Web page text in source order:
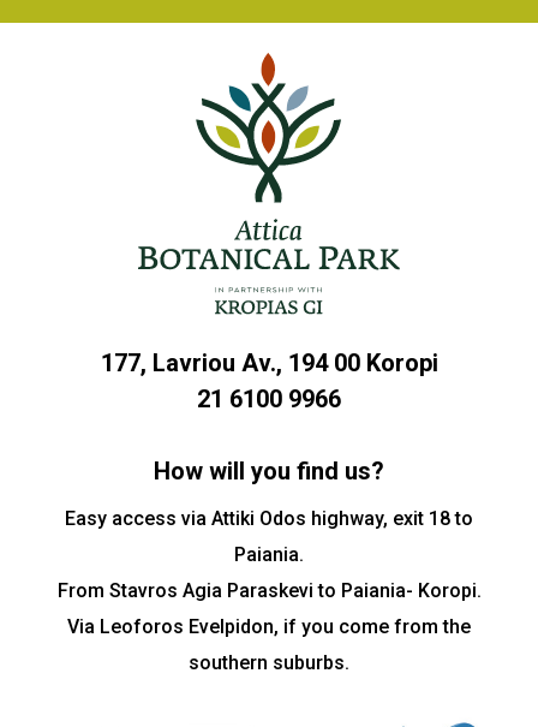
177, Lavriou Av., 194 00 Koropi
21 6100 9966
How will you find us?
Easy access via Attiki Odos highway, exit 18 to
Paiania.
From Stavros Agia Paraskevi to Paiania- Koropi.
Via Leoforos Evelpidon, if you come from the
southern suburbs.